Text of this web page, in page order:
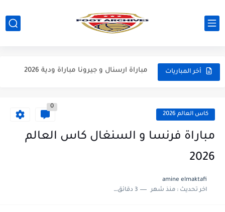
أخر المباريات
مباراة برشلونة و بيرمنغهام مباراة ودية 2026 كاس العالم 2026
0
مباراة فرنسا و السنغال كاس العالم
2026
amine elmaktafi
اخر تحديث :منذ شهر 3 دقائق للقراءة